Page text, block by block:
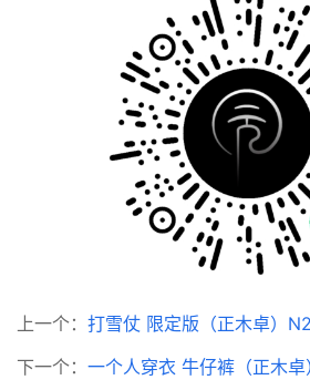
上一个： 打雪仗 限定版（正木卓）
下一个： 一个人穿衣 牛仔裤（正木